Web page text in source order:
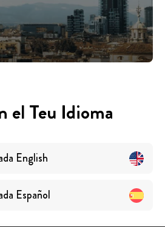
el Teu Idioma
English
Español